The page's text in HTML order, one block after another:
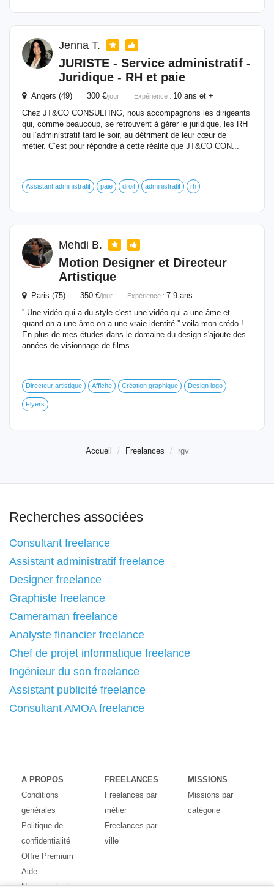
Jenna T.
JURISTE - Service administratif -
Juridique - RH et paie
Angers (49) 300 €/jour Expérience : 10 ans et +
Chez JT&CO CONSULTING, nous accompagnons les dirigeants
qui, comme beaucoup, se retrouvent à gérer le juridique, les RH
ou l’administratif tard le soir, au détriment de leur cœur de
métier. C’est pour répondre à cette réalité que JT&CO CON...
Assistant administratif paie droit administratif rh
Mehdi B.
Motion Designer et Directeur
Artistique
Paris (75) 350 €/jour Expérience : 7-9 ans
'' Une vidéo qui a du style c'est une vidéo qui a une âme et
quand on a une âme on a une vraie identité '' voila mon crédo !
En plus de mes études dans le domaine du design s'ajoute des
années de visionnage de films ...
Directeur artistique Affiche Création graphique Design logo
Flyers
Accueil Freelances rgv
Recherches associées
Consultant freelance
Assistant administratif freelance
Designer freelance
Graphiste freelance
Cameraman freelance
Analyste financier freelance
Chef de projet informatique freelance
Ingénieur du son freelance
Assistant publicité freelance
Consultant AMOA freelance
A PROPOS
Conditions
générales
Politique de
confidentialité
Offre Premium
Aide
FREELANCES
Freelances par
métier
Freelances par
ville
MISSIONS
Missions par
catégorie